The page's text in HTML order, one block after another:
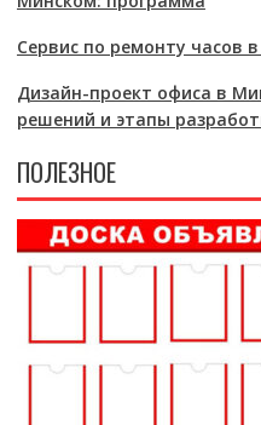
Сервис по ремонту часов
Дизайн-проект офиса в
решений и этапы
ПОЛЕЗНОЕ